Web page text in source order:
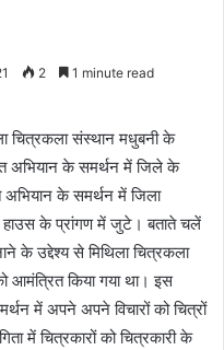
2 1 minute read
चित्रकला संस्थान मधुबनी के
अभियान के समर्थन में जिले के
अभियान के समर्थन में जिला
हाउस के प्रांगण में जुटे। बताते चलें
के उद्देश्य से मिथिला चित्रकला
आमंत्रित किया गया था। इस
में अपने अपने विचारों को चित्रों
में चित्रकारों को चित्रकारी के